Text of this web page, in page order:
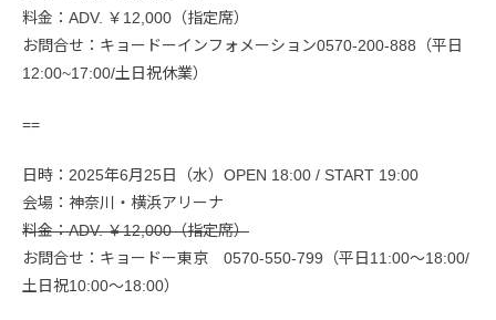
料金：ADV. ￥12,000（指定席）
お問合せ：キョードーインフォメーション0570-200-888（平日
12:00~17:00/土日祝休業）
==
日時：2025年6月25日（水）OPEN 18:00 / START 19:00
会場：神奈川・横浜アリーナ
料金：ADV. ￥12,000（指定席）
お問合せ：キョードー東京 0570-550-799（平日11:00〜18:00/
土日祝10:00〜18:00）